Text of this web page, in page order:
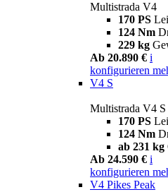
Multistrada V4
170 PS
124 Nm
229 kg
Ab 20.890 € i
konfigurieren
V4 S
Multistrada V4 S
170 PS
124 Nm
ab 231 kg
Ab 24.590 € i
konfigurieren
V4 Pikes Peak